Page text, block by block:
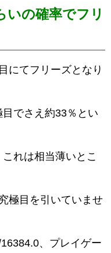
いの確率でフリ
にてフリーズとなり
でさえ約33％とい
れは相当薄いとこ
極目を引いていませ
、プレイゲー